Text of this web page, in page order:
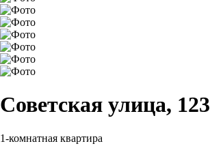
Советская улица, 123
1-комнатная квартира